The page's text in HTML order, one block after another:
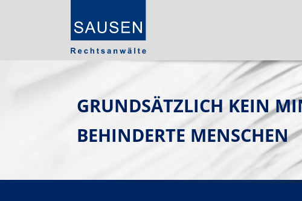
GRUNDSÄTZLICH KEIN
BEHINDERTE MENSCHEN